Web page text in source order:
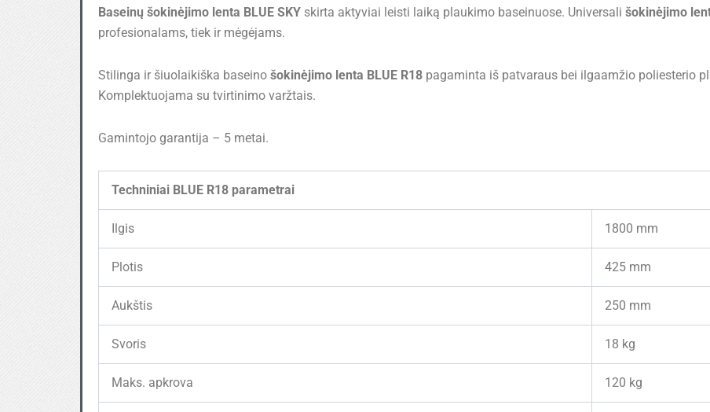
Baseinų šokinėjimo lenta BLUE SKY skirta aktyviai leisti laiką plaukimo baseinuose. Universali šokinėjimo
profesionalams, tiek ir mėgėjams.
Stilinga ir šiuolaikiška baseino šokinėjimo lenta BLUE R18 pagaminta iš patvaraus bei ilgaamžio poliesterio
Komplektuojama su tvirtinimo varžtais.
Gamintojo garantija – 5 metai.
Techniniai BLUE R18 parametrai
Ilgis 1800 mm
Plotis 425 mm
Aukštis 250 mm
Svoris 18 kg
Maks. apkrova 120 kg